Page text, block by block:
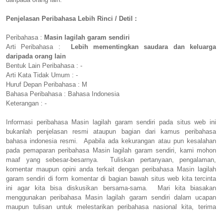
Penjelasan Peribahasa Lebih Rinci / Detil :
Peribahasa : Masin lagilah garam sendiri
Arti Peribahasa :
Lebih mementingkan saudara dan keluarga
daripada orang lain
Bentuk Lain Peribahasa : -
Arti Kata Tidak Umum : -
Huruf Depan Peribahasa : M
Bahasa Peribahasa : Bahasa Indonesia
Keterangan : -
Informasi peribahasa Masin lagilah garam sendiri pada situs web ini
bukanlah penjelasan resmi ataupun bagian dari kamus peribahasa
bahasa indonesia resmi. Apabila ada kekurangan atau pun kesalahan
pada pemaparan peribahasa Masin lagilah garam sendiri, kami mohon
maaf yang sebesar-besarnya. Tuliskan pertanyaan, pengalaman,
komentar maupun opini anda terkait dengan peribahasa Masin lagilah
garam sendiri di form komentar di bagian bawah situs web kita tercinta
ini agar kita bisa diskusikan bersama-sama. Mari kita biasakan
menggunakan peribahasa Masin lagilah garam sendiri dalam ucapan
maupun tulisan untuk melestarikan peribahasa nasional kita, terima